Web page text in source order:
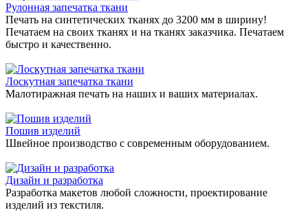
Рулонная запечатка ткани
Печать на синтетических тканях до 3200 мм в ширину!
Печатаем на своих тканях и на тканях заказчика. Печатаем
быстро и качественно.
Лоскутная запечатка ткани
Малотиражная печать на наших и ваших материалах.
Пошив изделий
Швейное производство с современным оборудованием.
Дизайн и разработка
Разработка макетов любой сложности, проектирование
изделий из текстиля.